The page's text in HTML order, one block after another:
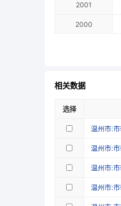
2001
2000
1997
相关数据
选择
温州市:
温州市:
温州市:
温州市: